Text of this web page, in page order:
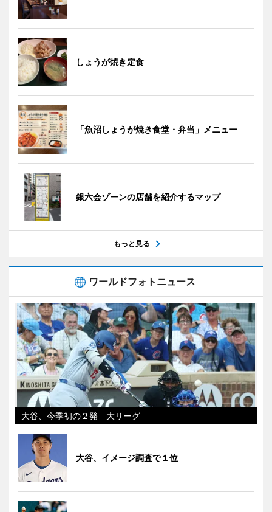
しょうが焼き定食
「魚沼しょうが焼き食堂・弁当」メニュー
銀六会ゾーンの店舗を紹介するマップ
もっと見る
ワールドフォトニュース
大谷、今季初の２発 大リーグ
大谷、イメージ調査で１位